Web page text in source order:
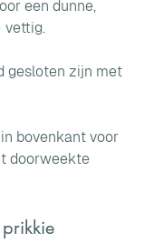
een dunne,
gesloten zijn met
bovenkant voor
doorweekte